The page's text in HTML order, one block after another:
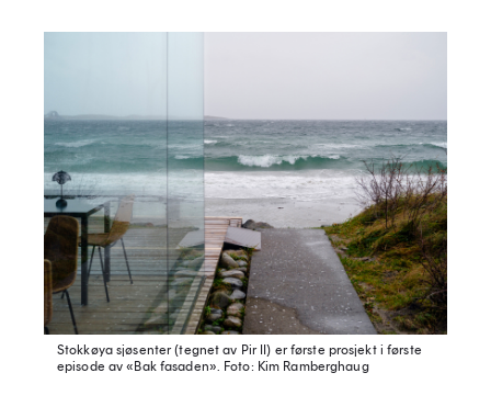
Stokkøya sjøsenter (tegnet av Pir II) er første prosjekt i første
episode av «Bak fasaden». Foto: Kim Ramberghaug